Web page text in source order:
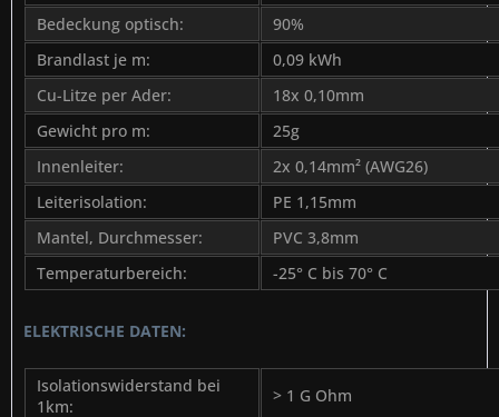
Bedeckung optisch:
90%
Brandlast je m:
0,09 kWh
Cu-Litze per Ader:
18x 0,10mm
Gewicht pro m:
25g
Innenleiter:
2x 0,14mm² (AWG26)
Leiterisolation:
PE 1,15mm
Mantel, Durchmesser:
PVC 3,8mm
Temperaturbereich:
-25° C bis 70° C
ELEKTRISCHE DATEN:
Isolationswiderstand bei
1km:
> 1 G Ohm